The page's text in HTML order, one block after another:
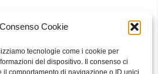
Cookie
tecnologie come i cookie per
del dispositivo. Il consenso ci
comportamento di navigazione o ID unici